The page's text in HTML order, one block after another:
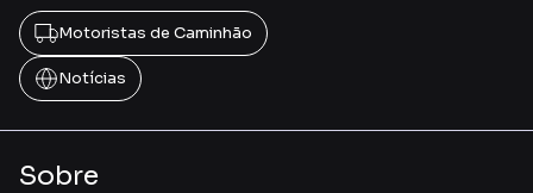
Motoristas de Caminhão
Notícias
Sobre